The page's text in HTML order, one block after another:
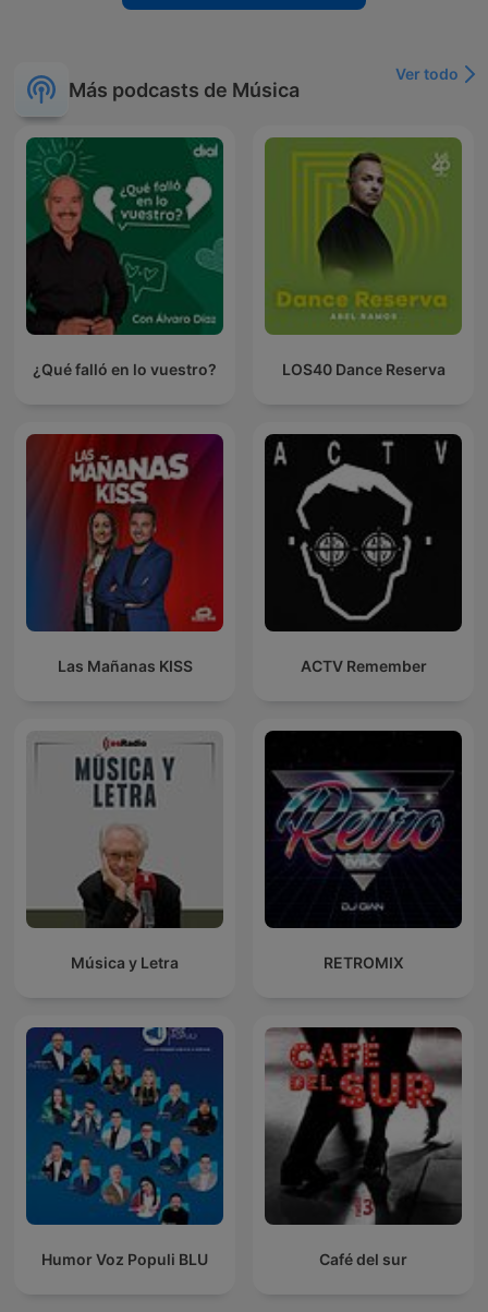
Más podcasts de Música
Ver todo
¿Qué falló en lo vuestro? LOS40 Dance Reserva
Las Mañanas KISS ACTV Remember
Música y Letra RETROMIX
Humor Voz Populi BLU Café del sur